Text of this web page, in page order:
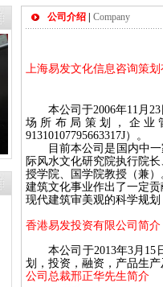
公司介绍 Company
上海易发文化信息咨询策
本公司于2006年11 月 23
场所布局策划，企业
91310107795663317J）。
目前本公司是国内中
际风水文化研究院执行院
授学院、国学院教授（兼
建筑文化事业作出了一定
现代建筑审美观的科学规划
香港易发投资有限公司简介
本公司于2013年3月 15
划，投资，融资，产品生
公司总裁邢正华先生简介